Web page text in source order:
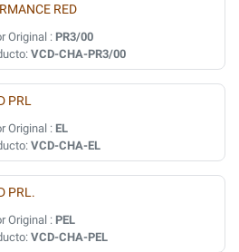
RED
Original : PR3/00
VCD-CHA-PR3/00
PRL
Original : EL
VCD-CHA-EL
PRL.
Original : PEL
VCD-CHA-PEL